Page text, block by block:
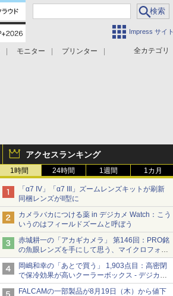
Impress サイト
全カテゴリ
モニター
プリンター
アクセスランキング
1時間 24時間 1週間 1カ月
「α7 IV」「α7 III」ズームレンズキットが刷新
同梱レンズがII型に
カメラバカにつける薬 in デジカメ Watch：こう
いうのはフィールドズームと呼ぼう
赤城耕一の「アカギカメラ」 第146回：PRO銘
の魚眼レンズを手にして思う、マイクロフォー
サーズへの期待と可能性
岡嶋和幸の「あとで買う」 1,903点目：高密閉
で保冷効果が高いクーラーボックス - デジカメ
Watch
FALCAMの一部製品が8月19日（木）から値下